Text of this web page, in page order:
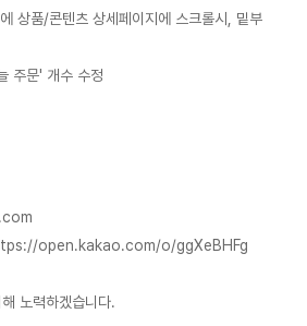
상품/콘텐츠 상세페이지에 스크롤시, 밑부
주문' 개수 수정
open.kakao.com/o/ggXeBHFg
노력하겠습니다.